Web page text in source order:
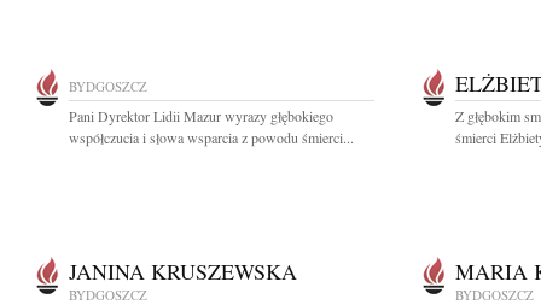
BYDGOSZCZ
Pani Dyrektor Lidii Mazur wyrazy głębokiego
współczucia i słowa wsparcia z powodu śmierci...
Z głębokim
śmierci
JANINA KRUSZEWSKA
BYDGOSZCZ
MARIA
BYDGOSZCZ